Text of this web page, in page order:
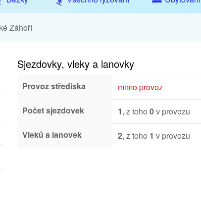
Záhoří
Sjezdovky, vleky a lanovky
Provoz střediska mimo provoz
Počet sjezdovek 1, z toho 0v provozu
Vleků a lanovek 2, z toho 1 v provozu